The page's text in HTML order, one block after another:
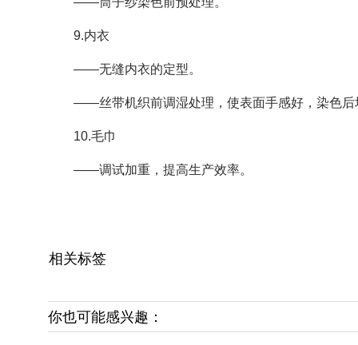
9.内衣
——无缝内衣的定型。
——丝带机织前调湿处理，使表面手感好，染色后
10.毛巾
——调试加重，提高生产效率。
相关标签
你也可能感兴趣：